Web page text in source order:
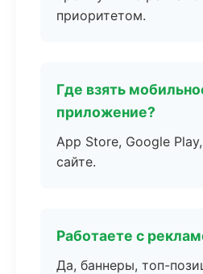
приоритетом.
Где взять
приложение?
App Store, Google
сайте.
Работаете с
Да, баннеры, топ-